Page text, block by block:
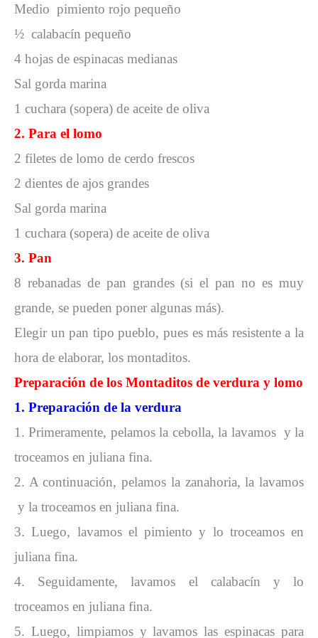
Medio pimiento rojo pequeño
½ calabacín pequeño
4 hojas de espinacas medianas
Sal gorda marina
1 cuchara (sopera) de aceite de oliva
2. Para el lomo
2 filetes de lomo de cerdo frescos
2 dientes de ajos grandes
Sal gorda marina
1 cuchara (sopera) de aceite de oliva
3. Pan
8 rebanadas de pan grandes (si el pan no es muy
grande, se pueden poner algunas más).
Elegir un pan tipo pueblo, pues es más resistente a la
hora de elaborar, los montaditos.
Preparación de los Montaditos de verdura y lomo
1. Preparación de la verdura
1. Primeramente, pelamos la cebolla, la lavamos y la
troceamos en juliana fina.
2. A continuación, pelamos la zanahoria, la lavamos
y la troceamos en juliana fina.
3. Luego, lavamos el pimiento y lo troceamos en
juliana fina.
4. Seguidamente, lavamos el calabacín y lo
troceamos en juliana fina.
5. Luego, limpiamos y lavamos las espinacas para